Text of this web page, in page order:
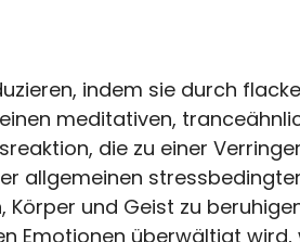
indem sie durch
meditativen,
die zu einer
allgemeinen
und Geist zu
Emotionen überwältigt wird,